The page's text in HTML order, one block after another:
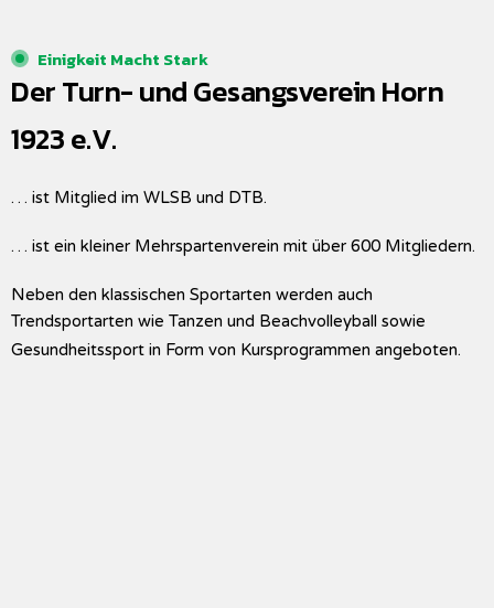
Einigkeit Macht Stark
Der Turn- und Gesangsverein Horn
1923 e.V.
… ist Mitglied im WLSB und DTB.
… ist ein kleiner Mehrspartenverein mit über 600 Mitgliedern.
Neben den klassischen Sportarten werden auch
Trendsportarten wie Tanzen und Beachvolleyball sowie
Gesundheitssport in Form von Kursprogrammen angeboten.